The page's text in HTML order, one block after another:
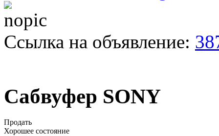
Ссылка на объявление:
Сабвуфер SONY
Продать
Хорошее состояние